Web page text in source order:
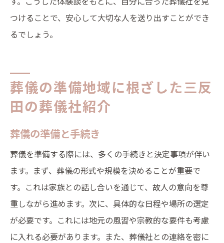
つけることで、安心して大切な人を送り出すことができ
るでしょう。
葬儀の準備地域に根ざした三反
田の葬儀社紹介
葬儀の準備と手続き
葬儀を準備する際には、多くの手続きと決定事項が伴い
ます。まず、葬儀の形式や規模を決めることが重要で
す。これは家族との話し合いを通じて、故人の意向を尊
重しながら進めます。次に、具体的な日程や場所の選定
が必要です。これには地元の風習や宗教的な要件も考慮
に入れる必要があります。また、葬儀社との連絡を密に